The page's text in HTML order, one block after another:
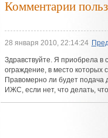
Комментарии
28 января 2010, 22:14:24
Здравствуйте. Я приобрела в
ограждение, в место которых
Правомерно ли будет подача
ИЖС, если нет, что делать,